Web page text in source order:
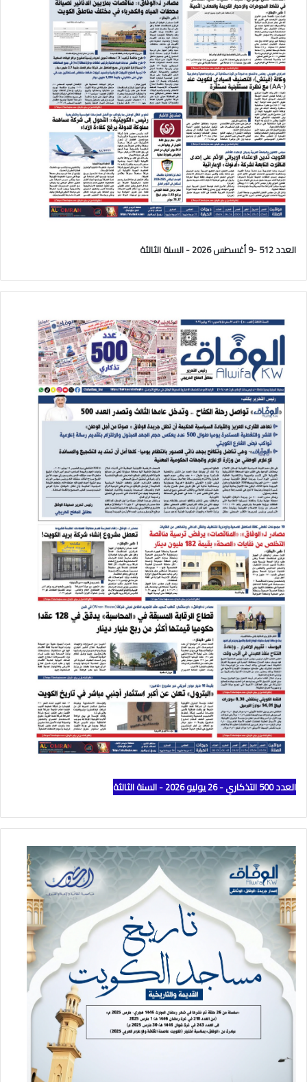
العدد 512 -9 أغسطس 2026 - السنة الثالثة
العدد 500 التذكاري - 26 يوليو 2026 - السنة الثالثة